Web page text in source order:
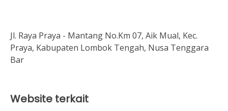
Jl. Raya Praya - Mantang No.Km 07, Aik Mual, Kec.
Praya, Kabupaten Lombok Tengah, Nusa Tenggara
Bar
Website terkait